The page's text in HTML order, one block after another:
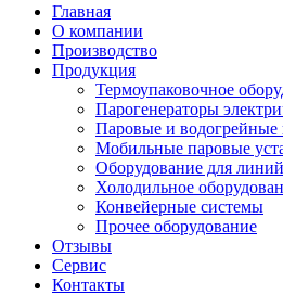
Главная
О компании
Производство
Продукция
Термоупаковочное
Парогенераторы
Паровые и водогрейные
Мобильные паровые
Оборудование для
Холодильное
Конвейерные системы
Прочее оборудование
Отзывы
Сервис
Контакты